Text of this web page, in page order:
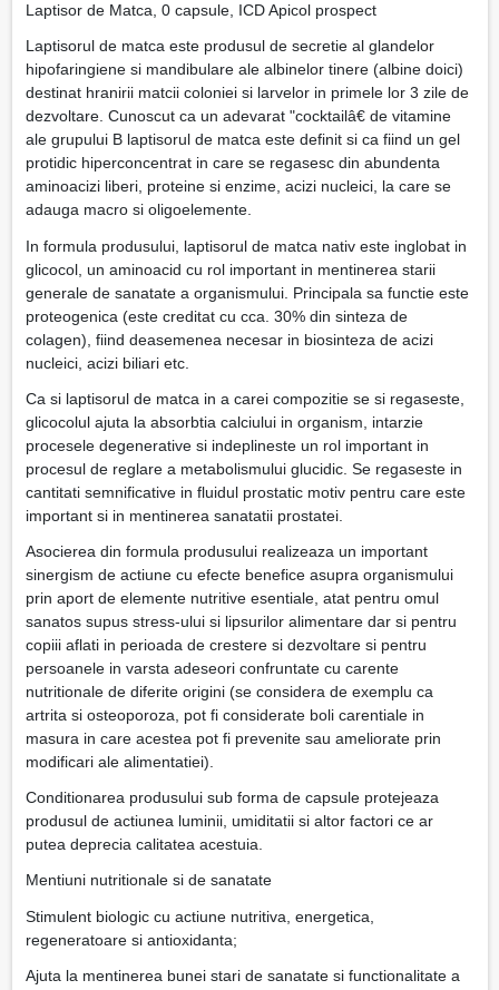
Laptisor de Matca, 0 capsule, ICD Apicol prospect
Laptisorul de matca este produsul de secretie al glandelor
hipofaringiene si mandibulare ale albinelor tinere (albine doici)
destinat hranirii matcii coloniei si larvelor in primele lor 3 zile de
dezvoltare. Cunoscut ca un adevarat "cocktailâ€ de vitamine
ale grupului B laptisorul de matca este definit si ca fiind un gel
protidic hiperconcentrat in care se regasesc din abundenta
aminoacizi liberi, proteine si enzime, acizi nucleici, la care se
adauga macro si oligoelemente.
In formula produsului, laptisorul de matca nativ este inglobat in
glicocol, un aminoacid cu rol important in mentinerea starii
generale de sanatate a organismului. Principala sa functie este
proteogenica (este creditat cu cca. 30% din sinteza de
colagen), fiind deasemenea necesar in biosinteza de acizi
nucleici, acizi biliari etc.
Ca si laptisorul de matca in a carei compozitie se si regaseste,
glicocolul ajuta la absorbtia calciului in organism, intarzie
procesele degenerative si indeplineste un rol important in
procesul de reglare a metabolismului glucidic. Se regaseste in
cantitati semnificative in fluidul prostatic motiv pentru care este
important si in mentinerea sanatatii prostatei.
Asocierea din formula produsului realizeaza un important
sinergism de actiune cu efecte benefice asupra organismului
prin aport de elemente nutritive esentiale, atat pentru omul
sanatos supus stress-ului si lipsurilor alimentare dar si pentru
copiii aflati in perioada de crestere si dezvoltare si pentru
persoanele in varsta adeseori confruntate cu carente
nutritionale de diferite origini (se considera de exemplu ca
artrita si osteoporoza, pot fi considerate boli carentiale in
masura in care acestea pot fi prevenite sau ameliorate prin
modificari ale alimentatiei).
Conditionarea produsului sub forma de capsule protejeaza
produsul de actiunea luminii, umiditatii si altor factori ce ar
putea deprecia calitatea acestuia.
Mentiuni nutritionale si de sanatate
Stimulent biologic cu actiune nutritiva, energetica,
regeneratoare si antioxidanta;
Ajuta la mentinerea bunei stari de sanatate si functionalitate a